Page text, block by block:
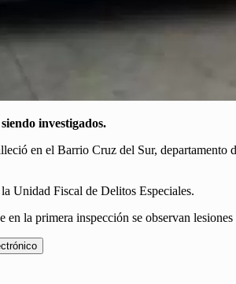
investigados.
en el Barrio Cruz del Sur,
Unidad Fiscal de Delitos Especiales.
la primera inspección se observan